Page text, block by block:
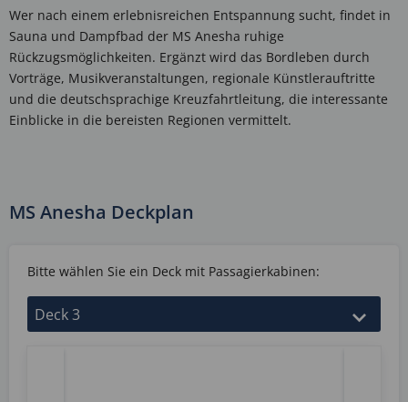
Wer nach einem erlebnisreichen Entspannung sucht, findet in
Sauna und Dampfbad der MS Anesha ruhige
Rückzugsmöglichkeiten. Ergänzt wird das Bordleben durch
Vorträge, Musikveranstaltungen, regionale Künstlerauftritte
und die deutschsprachige Kreuzfahrtleitung, die interessante
Einblicke in die bereisten Regionen vermittelt.
MS Anesha Deckplan
Bitte wählen Sie ein Deck mit Passagierkabinen: